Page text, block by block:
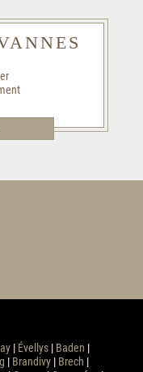
| Évellys| Baden |
| Brandivy| Brech |